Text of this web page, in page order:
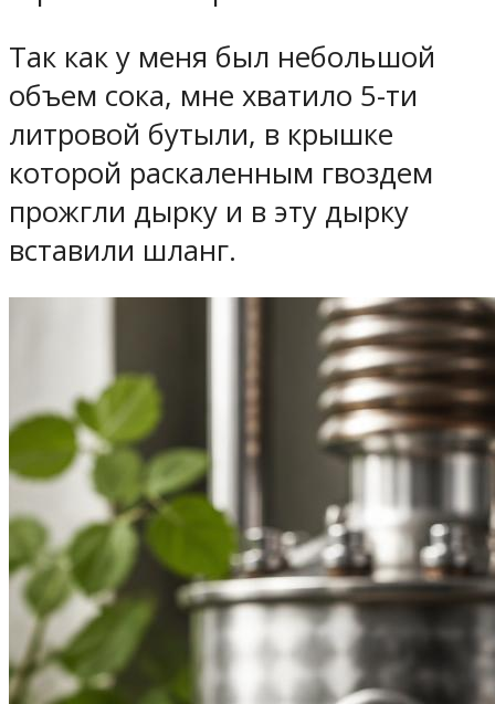
Так как у меня был небольшой
объем сока, мне хватило 5-ти
литровой бутыли, в крышке
которой раскаленным гвоздем
прожгли дырку и в эту дырку
вставили шланг.